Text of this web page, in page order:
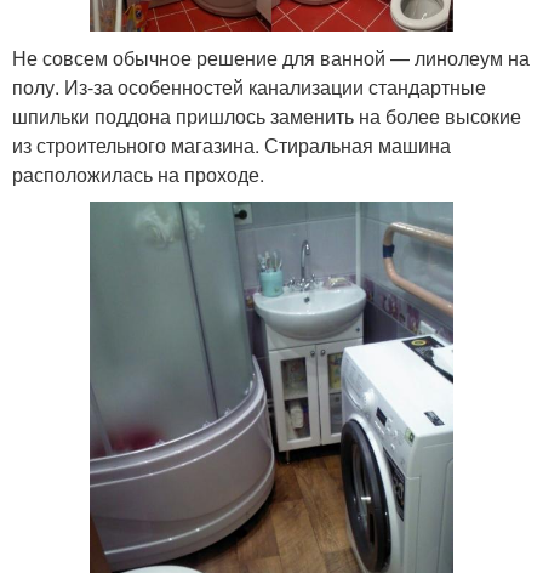
Не совсем обычное решение для ванной — линолеум на
полу. Из-за особенностей канализации стандартные
шпильки поддона пришлось заменить на более высокие
из строительного магазина. Стиральная машина
расположилась на проходе.